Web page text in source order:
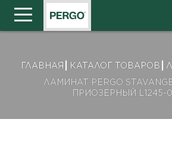
ГЛАВНАЯ КАТАЛОГ ТОВАРОВ
ЛАМИНАТ PERGO
ПРИОЗЕРНЫЙ L1245-